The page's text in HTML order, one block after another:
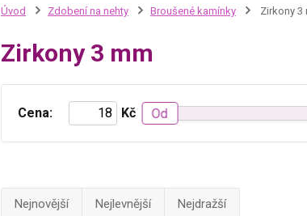
Úvod Zdobení na nehty Broušené kamínky Zirkony 3
Zirkony 3 mm
Cena: Kč Od
Nejnovější Nejlevnější Nejdražší